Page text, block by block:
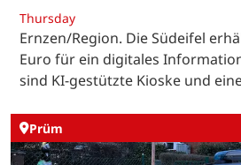
Thursday
Ernzen/Region. Die Südeifel
Euro für ein digitales
sind KI-gestützte Kioske und
Prüm